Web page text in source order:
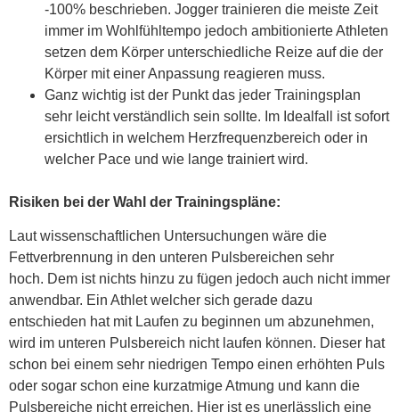
-100% beschrieben. Jogger trainieren die meiste Zeit
immer im Wohlfühltempo jedoch ambitionierte Athleten
setzen dem Körper unterschiedliche Reize auf die der
Körper mit einer Anpassung reagieren muss.
Ganz wichtig ist der Punkt das jeder Trainingsplan
sehr leicht verständlich sein sollte. Im Idealfall ist sofort
ersichtlich in welchem Herzfrequenzbereich oder in
welcher Pace und wie lange trainiert wird.
Risiken bei der Wahl der Trainingspläne:
Laut wissenschaftlichen Untersuchungen wäre die
Fettverbrennung in den unteren Pulsbereichen sehr
hoch. Dem ist nichts hinzu zu fügen jedoch auch nicht immer
anwendbar. Ein Athlet welcher sich gerade dazu
entschieden hat mit Laufen zu beginnen um abzunehmen,
wird im unteren Pulsbereich nicht laufen können. Dieser hat
schon bei einem sehr niedrigen Tempo einen erhöhten Puls
oder sogar schon eine kurzatmige Atmung und kann die
Pulsbereiche nicht erreichen. Hier ist es unerlässlich eine